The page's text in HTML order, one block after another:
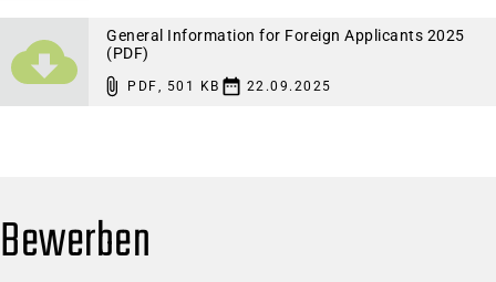
General Information for Foreign Applicants 2025
(PDF)
PDF 501 KB 22.09.2025
Bewerben